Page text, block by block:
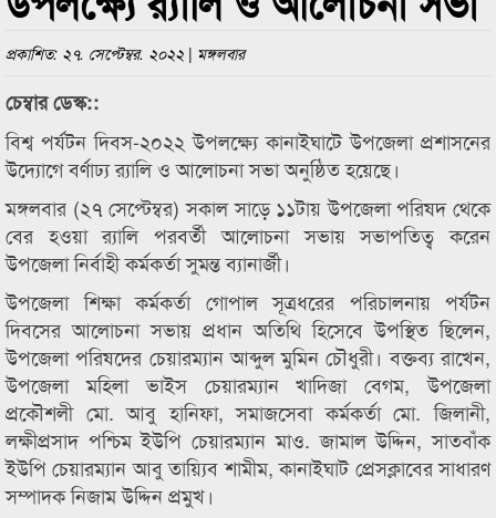
প্রকাশিত: ২৭. সেপ্টেম্বর. ২০২২ | মঙ্গলবার
চেম্বার ডেস্ক::
বিশ্ব পর্যটন দিবস-২০২২ উপলক্ষ্যে কানাইঘাটে উপজেলা প্রশাসনের
উদ্যোগে বর্ণাঢ্য র‌্যালি ও আলোচনা সভা অনুষ্ঠিত হয়েছে।
মঙ্গলবার (২৭ সেপ্টেম্বর) সকাল সাড়ে ১১টায় উপজেলা পরিষদ থেকে
বের হওয়া র‌্যালি পরবর্তী আলোচনা সভায় সভাপতিত্ব করেন
উপজেলা নির্বাহী কর্মকর্তা সুমন্ত ব্যানার্জী।
উপজেলা শিক্ষা কর্মকর্তা গোপাল সূত্রধরের পরিচালনায় পর্যটন
দিবসের আলোচনা সভায় প্রধান অতিথি হিসেবে উপস্থিত ছিলেন,
উপজেলা পরিষদের চেয়ারম্যান আব্দুল মুমিন চৌধুরী। বক্তব্য রাখেন,
উপজেলা মহিলা ভাইস চেয়ারম্যান খাদিজা বেগম, উপজেলা
প্রকৌশলী মো. আবু হানিফা, সমাজসেবা কর্মকর্তা মো. জিলানী,
লক্ষীপ্রসাদ পশ্চিম ইউপি চেয়ারম্যান মাও. জামাল উদ্দিন, সাতবাঁক
ইউপি চেয়ারম্যান আবু তায়্যিব শামীম, কানাইঘাট প্রেসক্লাবের সাধারণ
সম্পাদক নিজাম উদ্দিন প্রমুখ।